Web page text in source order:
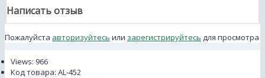
Написать отзыв
Пожалуйста авторизуйтесь или зарегистрируйтесь для просмотра
Views: 966
Код товара: AL-452